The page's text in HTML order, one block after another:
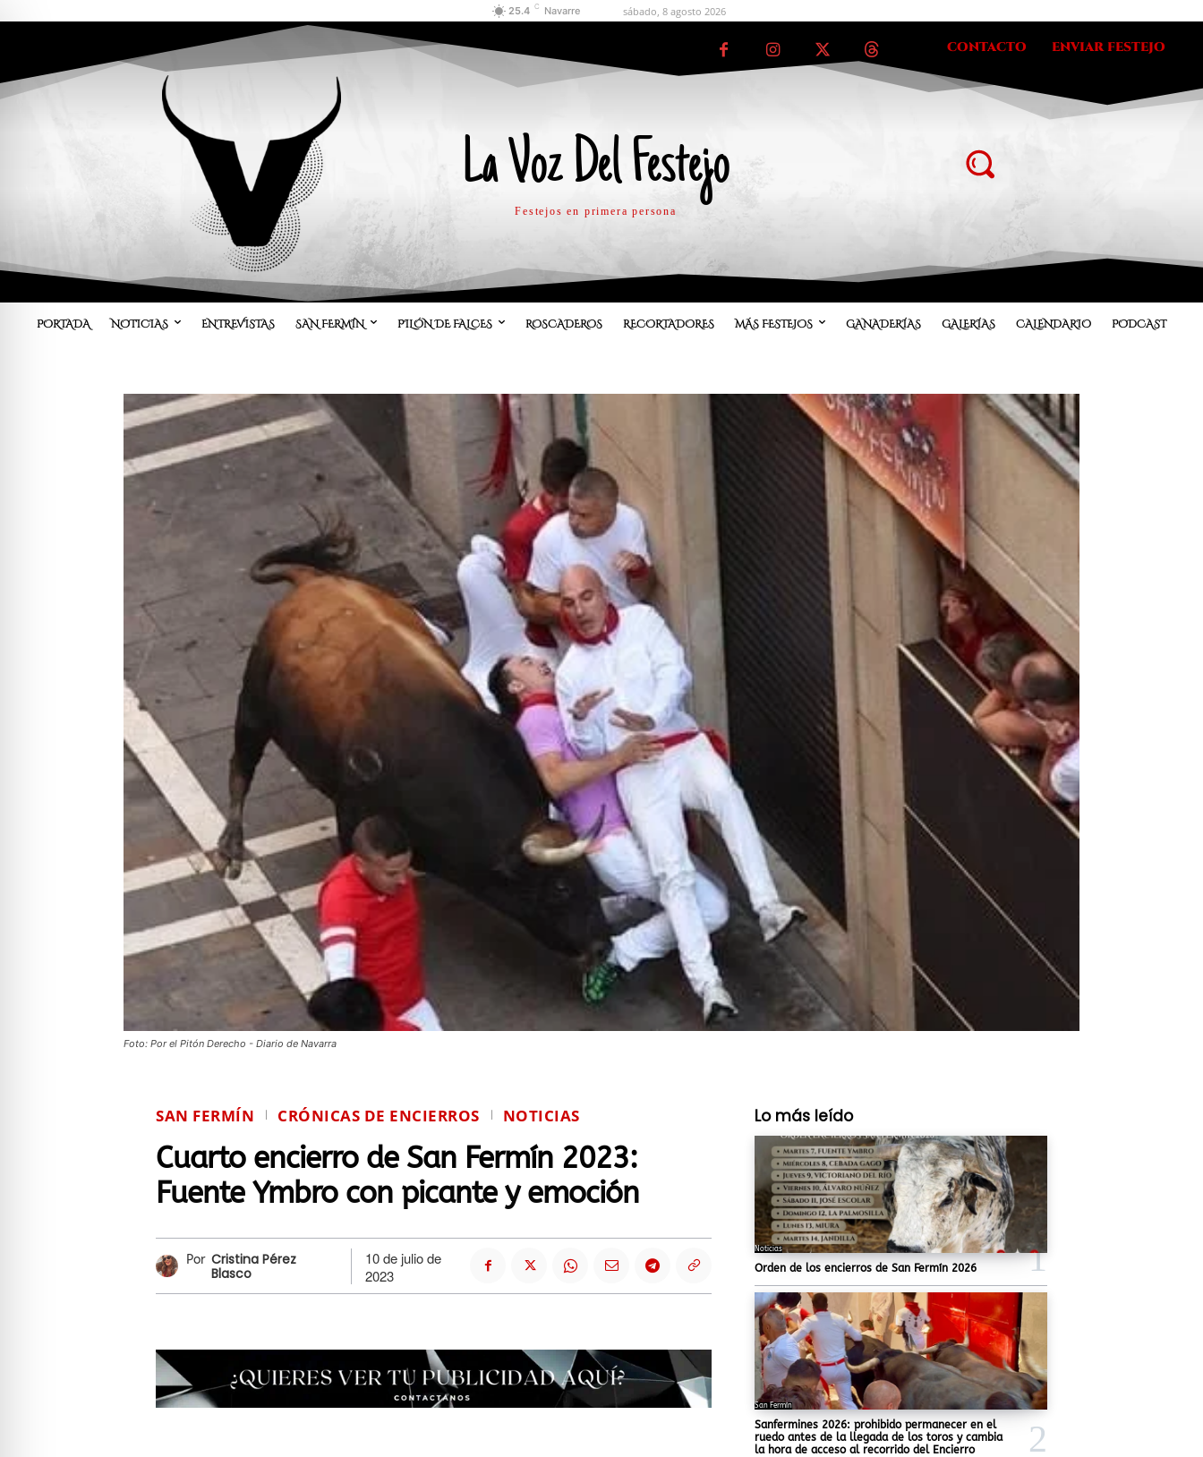
25.4 C Navarre sábado, 8 agosto 2026
La Voz Del Festejo
Festejos en primera persona
CONTACTO ENVIAR FESTEJO
PORTADA NOTICIAS ENTREVISTAS SAN FERMÍN PILÓN DE FALCES ROSCADEROS RECORTADORES MÁS FESTEJOS GANADERÍAS GALERÍAS CALENDARIO PODCAST
Foto: Por el Pitón Derecho - Diario de Navarra
SAN FERMÍN CRÓNICAS DE ENCIERROS NOTICIAS
Cuarto encierro de San Fermín 2023:
Fuente Ymbro con picante y emoción
Por Cristina Pérez
Blasco
10 de julio de
2023
Lo más leído
Noticias
Orden de los encierros de San Fermín 2026
San Fermín
Sanfermines 2026: prohibido permanecer en el
ruedo antes de la llegada de los toros y cambia
la hora de acceso al recorrido del Encierro